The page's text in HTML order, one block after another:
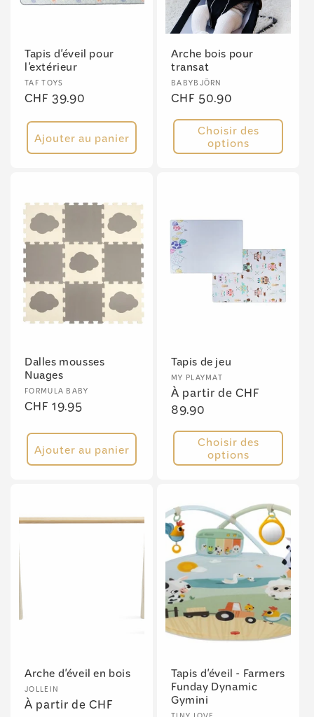
Tapis d'éveil pour
l'extérieur
Fournisseur :
TAF TOYS
Prix
habituel
CHF 39.90
Ajouter au panier
Arche bois pour
transat
Fournisseur :
BABYBJÖRN
Prix
habituel
CHF 50.90
Choisir des
options
Dalles mousses
Nuages
Fournisseur :
FORMULA BABY
Prix
CHF 19.95
Ajouter au panier
Tapis de jeu
Fournisseur :
MY PLAYMAT
Prix
habituel
À partir de CHF
89.90
Choisir des
options
Arche d'éveil en bois
Fournisseur :
JOLLEIN
Prix
À partir de CHF
Tapis d'éveil - Farmers
Funday Dynamic
Gymini